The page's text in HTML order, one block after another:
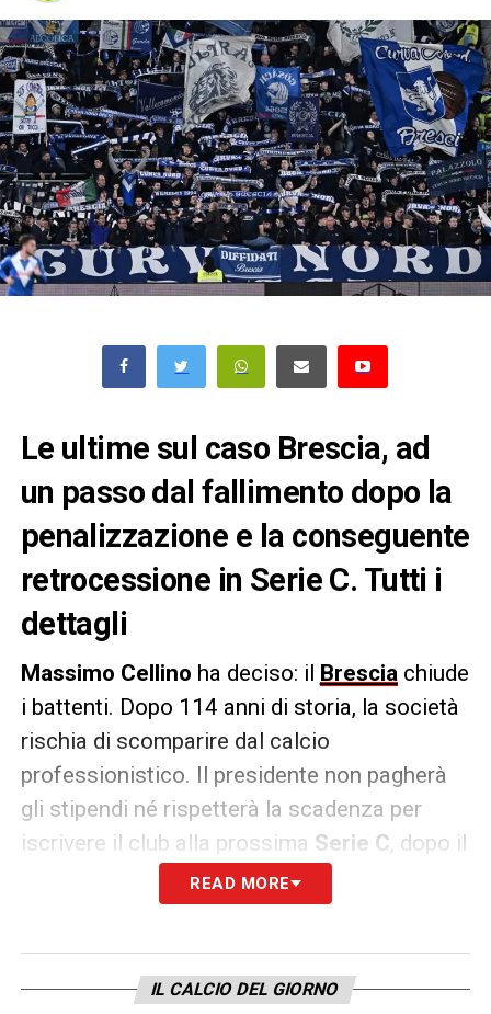
Le ultime sul caso Brescia, ad
un passo dal fallimento dopo la
penalizzazione e la conseguente
retrocessione in Serie C. Tutti i
dettagli
Massimo Cellino ha deciso: il Brescia chiude
i battenti. Dopo 114 anni di storia, la società
rischia di scomparire dal calcio
professionistico. Il presidente non pagherà
gli stipendi né rispetterà la scadenza per
iscrivere il club alla prossima Serie C, dopo il
caso che ha visto protagonista anche
.
imprenditore come Cellino — bastavano per
READ MORE
IL CALCIO DEL GIORNO